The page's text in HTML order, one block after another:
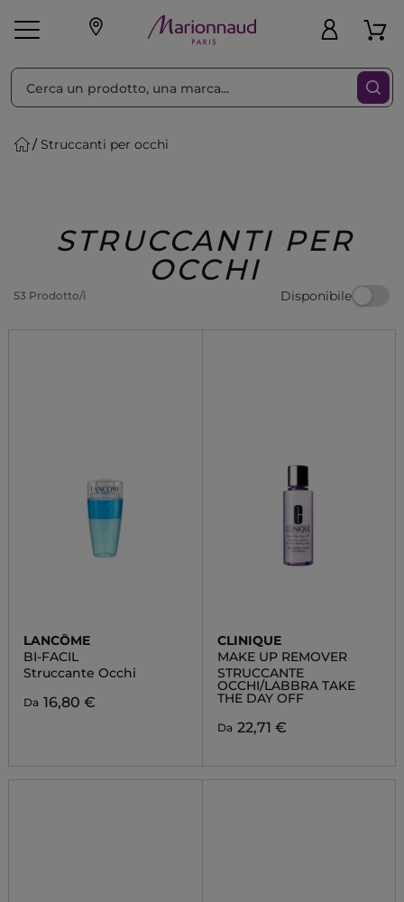
Make-up Profumi
Regalo
Struccanti per occhi
STRUCCANTI PER
OCCHI
53 Prodotto/i Disponibile
Ordina per Filtra
LANCÔME
BI-FACIL
Struccante Occhi
Da 16,80 €
CLINIQUE
MAKE UP REMOVER
STRUCCANTE
OCCHI/LABBRA TAKE
THE DAY OFF
Da 22,71 €